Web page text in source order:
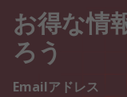
お得な情
ろう
Emailアドレス